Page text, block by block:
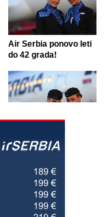
Air Serbia ponovo leti
do 42 grada!
Air Serbia ponovo leti